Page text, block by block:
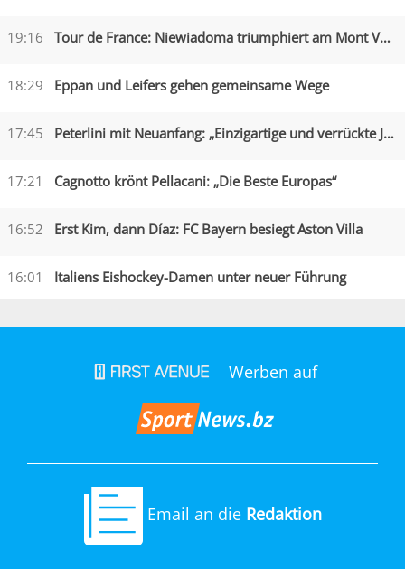
19:16 Tour de France: Niewiadoma triumphiert am Mont Ventoux
18:29 Eppan und Leifers gehen gemeinsame Wege
17:45 Peterlini mit Neuanfang: „Einzigartige und verrückte Jahre“
17:21 Cagnotto krönt Pellacani: „Die Beste Europas“
16:52 Erst Kim, dann Díaz: FC Bayern besiegt Aston Villa
16:01 Italiens Eishockey-Damen unter neuer Führung
Werben auf
Email an die Redaktion